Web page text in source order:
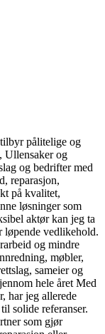
pålitelige og
Ullensaker og
og bedrifter med
reparasjon,
på kvalitet,
løsninger som
aktør kan jeg ta
løpende vedlikehold.
og mindre
møbler,
sameier og
hele året Med
har jeg allerede
solide referanser.
som gjør